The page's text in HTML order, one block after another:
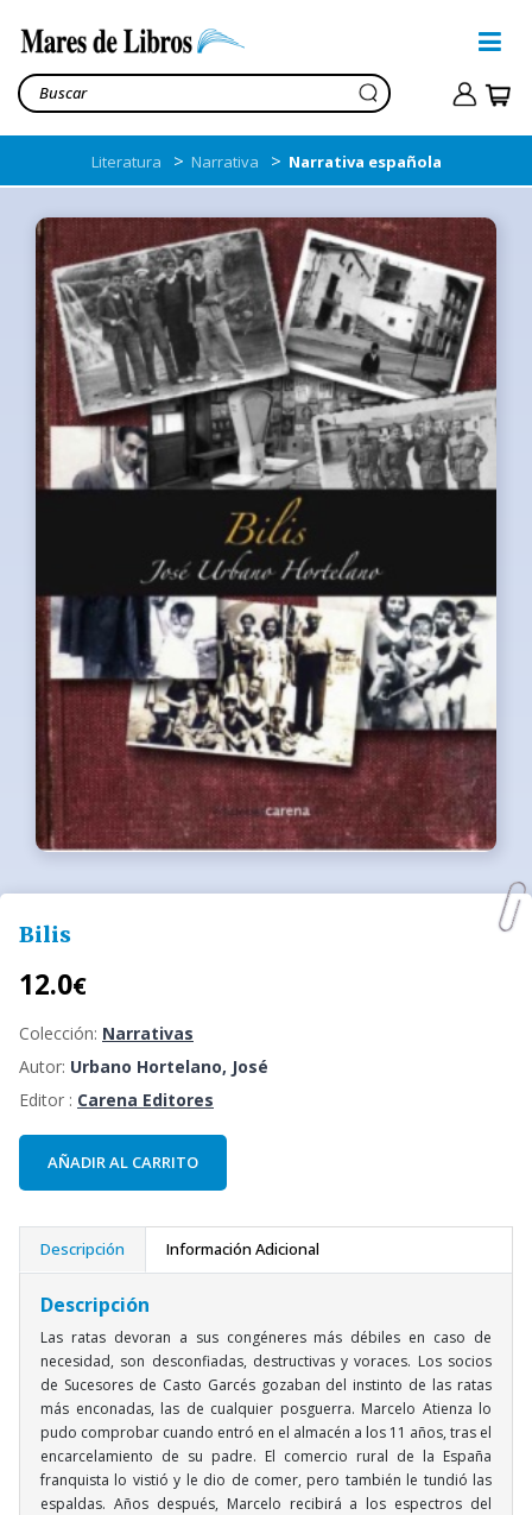
Literatura > Narrativa > Narrativa española
Bilis
12.0€
Colección: Narrativas
Autor: Urbano Hortelano, José
Editor : Carena Editores
AÑADIR AL CARRITO
Descripción Información Adicional
Descripción
Las ratas devoran a sus congéneres más débiles en caso de
necesidad, son desconfiadas, destructivas y voraces. Los socios
de Sucesores de Casto Garcés gozaban del instinto de las ratas
más enconadas, las de cualquier posguerra. Marcelo Atienza lo
pudo comprobar cuando entró en el almacén a los 11 años, tras el
encarcelamiento de su padre. El comercio rural de la España
franquista lo vistió y le dio de comer, pero también le tundió las
espaldas. Años después, Marcelo recibirá a los espectros del